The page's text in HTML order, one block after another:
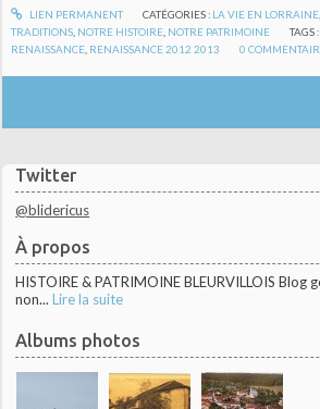
Twitter
@blidericus
À propos
HISTOIRE & PATRIMOINE BLEURVILLOIS Blog
non... Lire la suite
Albums photos
LIEN PERMANENT CATÉGORIES : LA VIE EN LORRAINE,
TRADITIONS NOTRE HISTOIRE NOTRE PATRIMOINE TAGS :
RENAISSANCE RENAISSANCE 2012 2013 0